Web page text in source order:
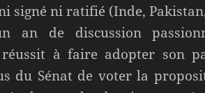
signé ni ratifié (Inde,
an de discussion
réussit à faire adopter son
du Sénat de voter la